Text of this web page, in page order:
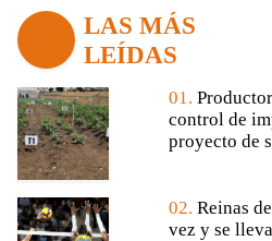
LAS MÁS
LEÍDAS
01.
control de
proyecto de
02. Reinas
vez y se